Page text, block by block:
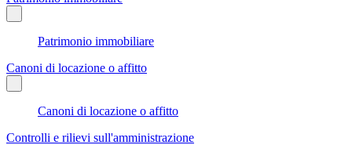
Patrimonio immobiliare
Canoni di locazione o affitto
Canoni di locazione o affitto
Controlli e rilievi sull'amministrazione